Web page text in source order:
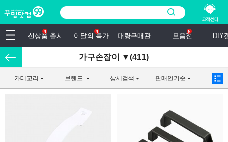
신상품 출시 이달의 특가 대량구매관 모음전 DIY
가구손잡이 ▼(411)
카테고리 브랜드 상세검색 판매인기순